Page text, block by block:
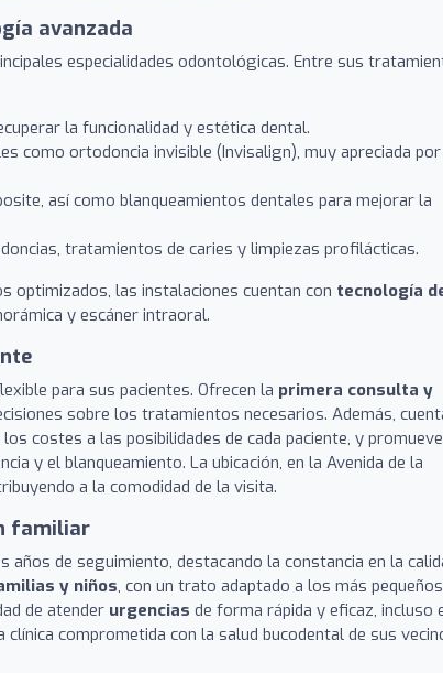
avanzada
especialidades odontológicas. Entre sus
la funcionalidad y estética dental.
como ortodoncia invisible (Invisalign), muy apreciada
así como blanqueamientos dentales para mejorar la
tratamientos de caries y limpiezas profilácticas.
las instalaciones cuentan con tecnología
y escáner intraoral.
para sus pacientes. Ofrecen la primera consulta y
sobre los tratamientos necesarios. Además,
costes a las posibilidades de cada paciente, y
y el blanqueamiento. La ubicación, en la Avenida de la
a la comodidad de la visita.
familiar
de seguimiento, destacando la constancia en la
y niños, con un trato adaptado a los más pequeños
de atender urgencias de forma rápida y eficaz, incluso
comprometida con la salud bucodental de sus